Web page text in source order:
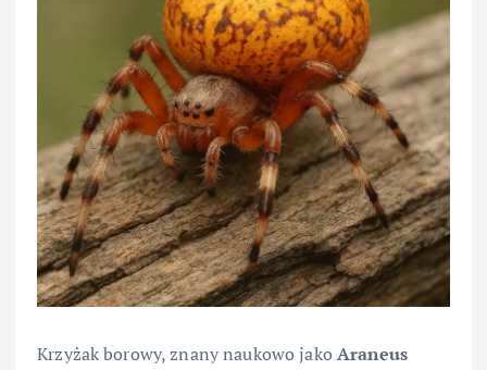
Krzyżak borowy, znany naukowo jakoAraneus